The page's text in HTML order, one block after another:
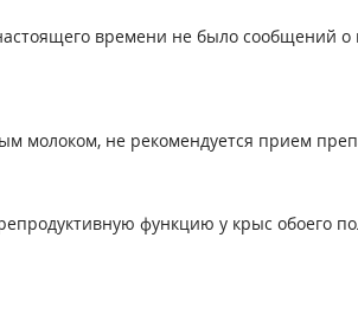
времени не было сообщений
молоком, не рекомендуется прием
функцию у крыс обоего